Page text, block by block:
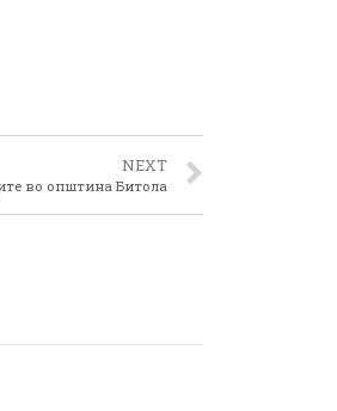
NEXT
во општина Битола